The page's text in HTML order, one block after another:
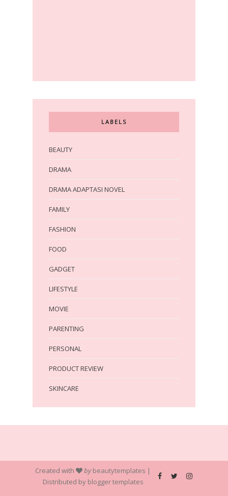
LABELS
BEAUTY
DRAMA
DRAMA ADAPTASI NOVEL
FAMILY
FASHION
FOOD
GADGET
LIFESTYLE
MOVIE
PARENTING
PERSONAL
PRODUCT REVIEW
SKINCARE
Created with by beautytemplates |
Distributed by blogger templates